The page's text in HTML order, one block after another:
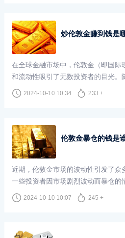
炒伦敦金赚到钱是
在全球金融市场中，伦敦金（即国际
和流动性吸引了无数投资者的目光。
膨胀的压力以及地缘政治风险的上
投向黄金市场，希望通过炒伦敦金
2024-10-10 10:34 233 +
伦敦金暴仓的钱是
近期，伦敦金市场的波动性引发了众
一些投资者因市场剧烈波动而暴仓的
这些损失的钱究竟流向了哪里？在
机制的运作，还有更深层次的金融生
2024-10-10 10:07 245 +